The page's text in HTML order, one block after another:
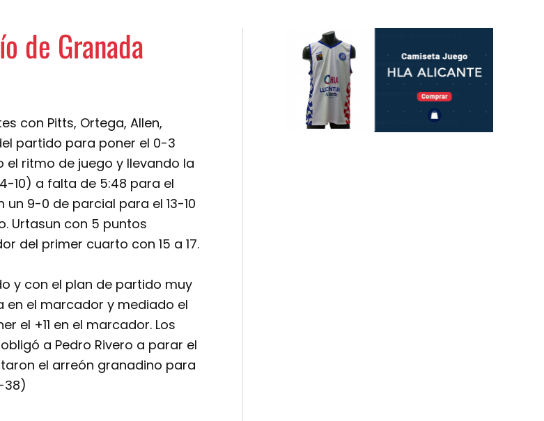
de Granada
con Pitts, Ortega, Allen,
partido para poner el 0-3
ritmo de juego y llevando la
10) a falta de 5:48 para el
9-0 de parcial para el 13-10
Urtasun con 5 puntos
del primer cuarto con 15 a 17.
y con el plan de partido muy
en el marcador y mediado el
el +11 en el marcador. Los
a Pedro Rivero a parar el
el arreón granadino para
38)